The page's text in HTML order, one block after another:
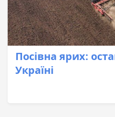
Посівна ярих:
Україні